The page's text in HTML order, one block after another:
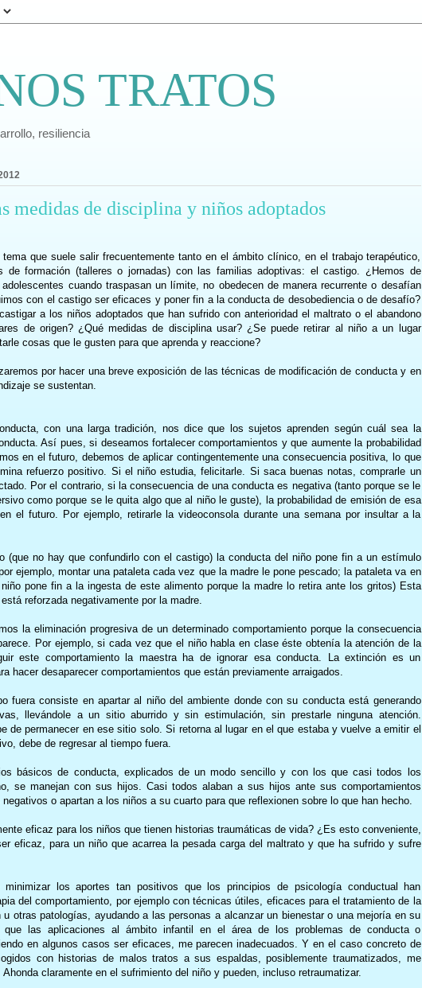
TRATOS
resiliencia
medidas de disciplina y niños adoptados
que suele salir frecuentemente tanto en el ámbito clínico, en el trabajo terapéutico,
de formación (talleres o jornadas) con las familias adoptivas: el castigo. ¿Hemos de
cuando traspasan un límite, no obedecen de manera recurrente o desafían
con el castigo ser eficaces y poner fin a la conducta de desobediencia o de desafío?
a los niños adoptados que han sufrido con anterioridad el maltrato o el abandono
de origen? ¿Qué medidas de disciplina usar? ¿Se puede retirar al niño a un lugar
cosas que le gusten para que aprenda y reaccione?
por hacer una breve exposición de las técnicas de modificación de conducta y en
se sustentan.
con una larga tradición, nos dice que los sujetos aprenden según cuál sea la
Así pues, si deseamos fortalecer comportamientos y que aumente la probabilidad
en el futuro, debemos de aplicar contingentemente una consecuencia positiva, lo que
refuerzo positivo. Si el niño estudia, felicitarle. Si saca buenas notas, comprarle un
Por el contrario, si la consecuencia de una conducta es negativa (tanto porque se le
como porque se le quita algo que al niño le guste), la probabilidad de emisión de esa
el futuro. Por ejemplo, retirarle la videoconsola durante una semana por insultar a la
(que no hay que confundirlo con el castigo) la conducta del niño pone fin a un estímulo
ejemplo, montar una pataleta cada vez que la madre le pone pescado; la pataleta va en
pone fin a la ingesta de este alimento porque la madre lo retira ante los gritos) Esta
reforzada negativamente por la madre.
la eliminación progresiva de un determinado comportamiento porque la consecuencia
Por ejemplo, si cada vez que el niño habla en clase éste obtenía la atención de la
este comportamiento la maestra ha de ignorar esa conducta. La extinción es un
hacer desaparecer comportamientos que están previamente arraigados.
fuera consiste en apartar al niño del ambiente donde con su conducta está generando
llevándole a un sitio aburrido y sin estimulación, sin prestarle ninguna atención.
de permanecer en ese sitio solo. Si retorna al lugar en el que estaba y vuelve a emitir el
debe de regresar al tiempo fuera.
básicos de conducta, explicados de un modo sencillo y con los que casi todos los
se manejan con sus hijos. Casi todos alaban a sus hijos ante sus comportamientos
o apartan a los niños a su cuarto para que reflexionen sobre lo que han hecho.
eficaz para los niños que tienen historias traumáticas de vida? ¿Es esto conveniente,
eficaz, para un niño que acarrea la pesada carga del maltrato y que ha sufrido y sufre
los aportes tan positivos que los principios de psicología conductual han
del comportamiento, por ejemplo con técnicas útiles, eficaces para el tratamiento de la
u otras patologías, ayudando a las personas a alcanzar un bienestar o una mejoría en su
que las aplicaciones al ámbito infantil en el área de los problemas de conducta o
en algunos casos ser eficaces, me parecen inadecuados. Y en el caso concreto de
con historias de malos tratos a sus espaldas, posiblemente traumatizados, me
claramente en el sufrimiento del niño y pueden, incluso retraumatizar.